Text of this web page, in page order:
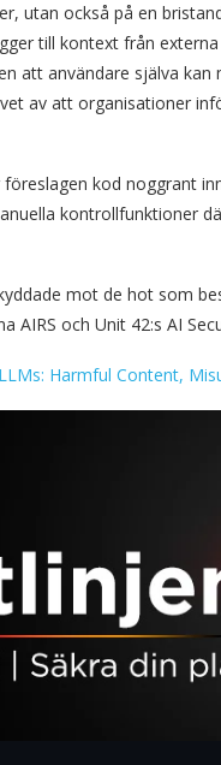
utan också på en
till kontext från
att användare själva
av att organisationer
kod noggrant
kontrollfunktioner
mot de hot som
AIRS och Unit 42:s AI
Harmful Content,